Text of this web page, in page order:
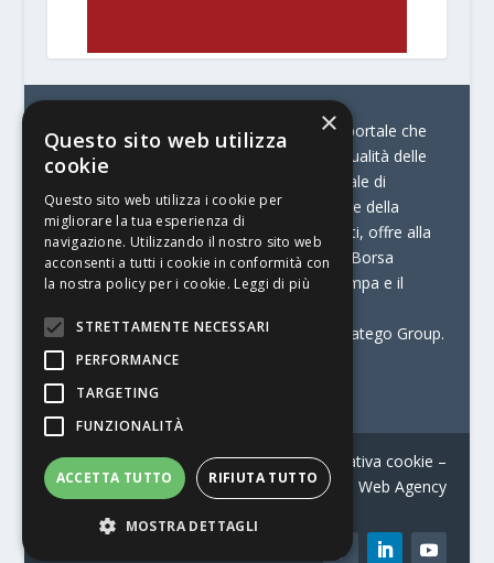
© Stratego Group –
stampamedia.net è il portale che
racconta le innovazioni tecnologiche e l’attualità delle
aziende di stampa e di converting. È il portale di
riferimento per chi opera in Italia nel settore della
comunicazione stampata. Oltre ai contenuti, offre alla
propria community diversi servizi come:
la Borsa
Lavoro, la Print Connection, i Big della Stampa e il
Stampamedia.net è una delle testate di Stratego Group.
Partita IVA07921450156
Contatti–Informativa privacy–Informativa cookie –
Web Agency
×
Questo sito web utilizza
cookie
Questo sito web utilizza i cookie per
migliorare la tua esperienza di
navigazione. Utilizzando il nostro sito web
acconsenti a tutti i cookie in conformità con
la nostra policy per i cookie. Leggi di più
STRETTAMENTE NECESSARI
PERFORMANCE
TARGETING
FUNZIONALITÀ
ACCETTA TUTTO RIFIUTA TUTTO
MOSTRA DETTAGLI